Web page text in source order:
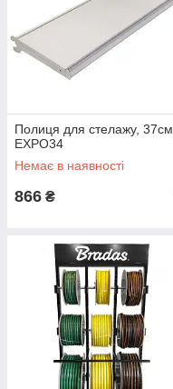
Полиця для стелажу, 37см,
EXPO34
Немає в наявності
866 ₴